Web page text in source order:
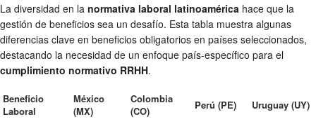
La diversidad en la normativa laboral latinoamérica hace que la
gestión de beneficios sea un desafío. Esta tabla muestra algunas
diferencias clave en beneficios obligatorios en países seleccionados,
destacando la necesidad de un enfoque país-específico para el
cumplimiento normativo RRHH.
Beneficio
Laboral
México
(MX)
Colombia
(CO)
Perú (PE) Uruguay (UY)